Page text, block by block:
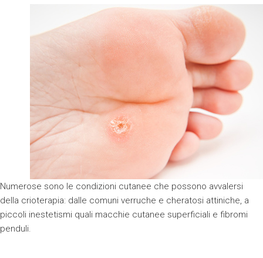
Numerose sono le condizioni cutanee che possono avvalersi
della crioterapia: dalle comuni verruche e cheratosi attiniche, a
piccoli inestetismi quali macchie cutanee superficiali e fibromi
penduli.